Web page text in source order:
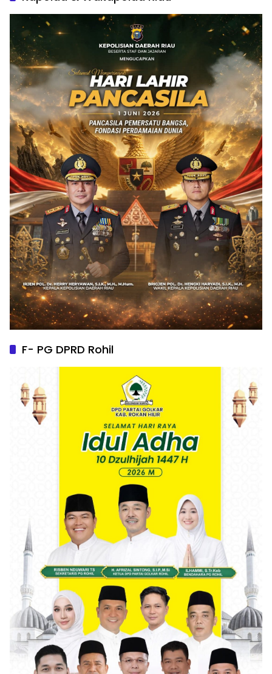
F- PG DPRD Rohil